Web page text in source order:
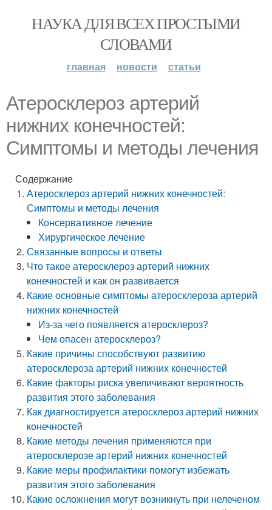
НАУКА ДЛЯ ВСЕХ ПРОСТЫМИ
СЛОВАМИ
главная новости статьи
Атеросклероз артерий
нижних конечностей:
Симптомы и методы лечения
Содержание
Атеросклероз артерий нижних конечностей:
Симптомы и методы лечения
Консервативное лечение
Хирургическое лечение
Связанные вопросы и ответы
Что такое атеросклероз артерий нижних
конечностей и как он развивается
Какие основные симптомы атеросклероза артерий
нижних конечностей
Из-за чего появляется атеросклероз?
Чем опасен атеросклероз?
Какие причины способствуют развитию
атеросклероза артерий нижних конечностей
Какие факторы риска увеличивают вероятность
развития этого заболевания
Как диагностируется атеросклероз артерий нижних
конечностей
Какие методы лечения применяются при
атеросклерозе артерий нижних конечностей
Какие меры профилактики помогут избежать
развития этого заболевания
Какие осложнения могут возникнуть при нелеченом